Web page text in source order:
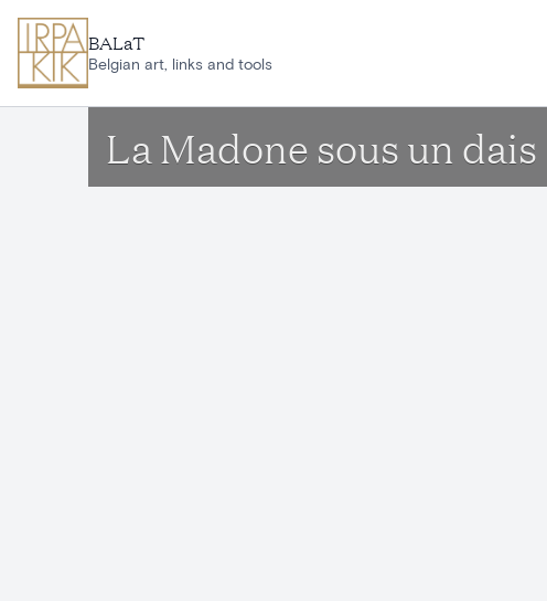
BALaT
Belgian art, links and tools
La Madone sous un dais